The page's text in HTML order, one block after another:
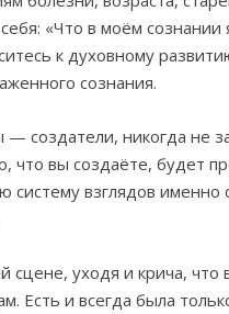
«Что в моём сознании
к духовному
сознания.
создатели, никогда не
что вы создаёте, будет
систему взглядов именно
уходя и крича, что
Есть и всегда была